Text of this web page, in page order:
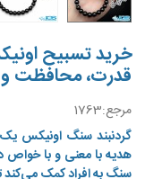
قدرت، محافظت و
مرجع:1763
گردنبند سنگ اونیکس
هدیه با معنی و با
سنگ به افراد کمک می‌کند